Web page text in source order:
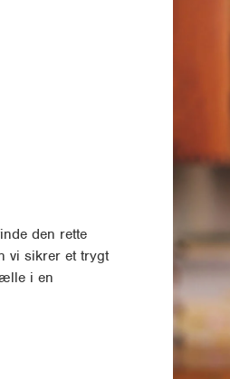
den rette
vi sikrer et trygt
i en